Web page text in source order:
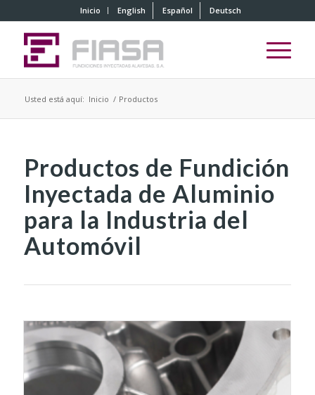
Inicio English Español Deutsch
Usted está aquí: Inicio / Productos
Productos de Fundición
Inyectada de Aluminio
para la Industria del
Automóvil